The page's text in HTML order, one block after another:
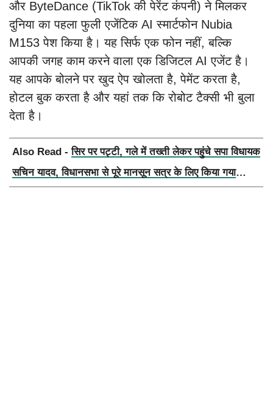
और ByteDance (TikTok की पेरेंट कंपनी) ने मिलकर
दुनिया का पहला फुली एजेंटिक AI स्मार्टफोन Nubia
M153 पेश किया है। यह सिर्फ एक फोन नहीं, बल्कि
आपकी जगह काम करने वाला एक डिजिटल AI एजेंट है।
यह आपके बोलने पर खुद ऐप खोलता है, पेमेंट करता है,
होटल बुक करता है और यहां तक कि रोबोट टैक्सी भी बुला
देता है।
Also Read -सिर पर पट्टी, गले में तख्ती लेकर पहुंचे सपा विधायक
सचिन यादव, विधानसभा से पूरे मानसून सत्र के लिए किया गया